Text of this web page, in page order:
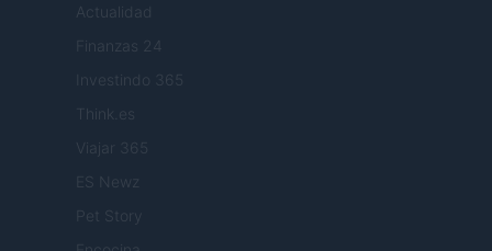
Actualidad
Finanzas 24
Investindo 365
Think.es
Viajar 365
ES Newz
Pet Story